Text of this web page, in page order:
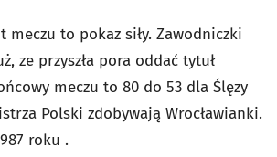
meczu to pokaz siły. Zawodniczki
ze przyszła pora oddać tytuł
meczu to 80 do 53 dla Ślęzy
Polski zdobywają Wrocławianki.
roku .